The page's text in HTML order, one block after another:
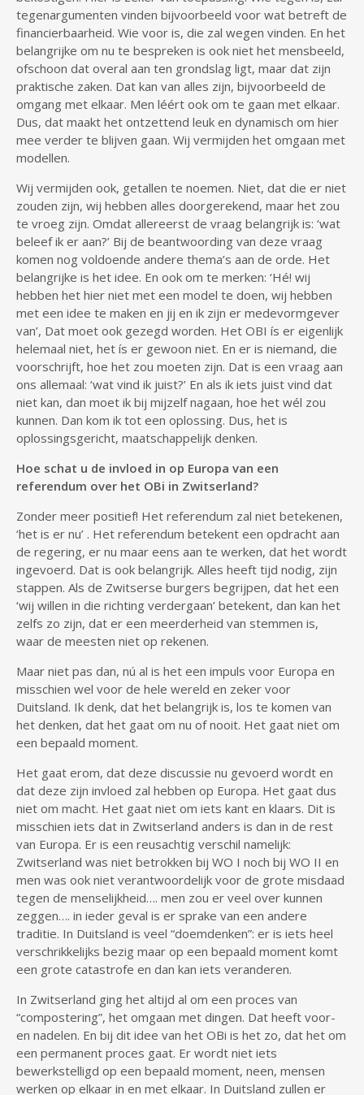
tegenargumenten vinden bijvoorbeeld voor wat betreft de
financierbaarheid. Wie voor is, die zal wegen vinden. En het
belangrijke om nu te bespreken is ook niet het mensbeeld,
ofschoon dat overal aan ten grondslag ligt, maar dat zijn
praktische zaken. Dat kan van alles zijn, bijvoorbeeld de
omgang met elkaar. Men léért ook om te gaan met elkaar.
Dus, dat maakt het ontzettend leuk en dynamisch om hier
mee verder te blijven gaan. Wij vermijden het omgaan met
modellen.
Wij vermijden ook, getallen te noemen. Niet, dat die er niet
zouden zijn, wij hebben alles doorgerekend, maar het zou
te vroeg zijn. Omdat allereerst de vraag belangrijk is: ‘wat
beleef ik er aan?’ Bij de beantwoording van deze vraag
komen nog voldoende andere thema’s aan de orde. Het
belangrijke is het idee. En ook om te merken: ‘Hé! wij
hebben het hier niet met een model te doen, wij hebben
met een idee te maken en jij en ik zijn er medevormgever
van’, Dat moet ook gezegd worden. Het OBI ís er eigenlijk
helemaal niet, het ís er gewoon niet. En er is niemand, die
voorschrijft, hoe het zou moeten zijn. Dat is een vraag aan
ons allemaal: ‘wat vind ik juist?’ En als ik iets juist vind dat
niet kan, dan moet ik bij mijzelf nagaan, hoe het wél zou
kunnen. Dan kom ik tot een oplossing. Dus, het is
oplossingsgericht, maatschappelijk denken.
Hoe schat u de invloed in op Europa van een
referendum over het OBi in Zwitserland?
Zonder meer positief! Het referendum zal niet betekenen,
‘het is er nu’ . Het referendum betekent een opdracht aan
de regering, er nu maar eens aan te werken, dat het wordt
ingevoerd. Dat is ook belangrijk. Alles heeft tijd nodig, zijn
stappen. Als de Zwitserse burgers begrijpen, dat het een
‘wij willen in die richting verdergaan’ betekent, dan kan het
zelfs zo zijn, dat er een meerderheid van stemmen is,
waar de meesten niet op rekenen.
Maar niet pas dan, nú al is het een impuls voor Europa en
misschien wel voor de hele wereld en zeker voor
Duitsland. Ik denk, dat het belangrijk is, los te komen van
het denken, dat het gaat om nu of nooit. Het gaat niet om
een bepaald moment.
Het gaat erom, dat deze discussie nu gevoerd wordt en
dat deze zijn invloed zal hebben op Europa. Het gaat dus
niet om macht. Het gaat niet om iets kant en klaars. Dit is
misschien iets dat in Zwitserland anders is dan in de rest
van Europa. Er is een reusachtig verschil namelijk:
Zwitserland was niet betrokken bij WO I noch bij WO II en
men was ook niet verantwoordelijk voor de grote misdaad
tegen de menselijkheid…. men zou er veel over kunnen
zeggen…. in ieder geval is er sprake van een andere
traditie. In Duitsland is veel “doemdenken”: er is iets heel
verschrikkelijks bezig maar op een bepaald moment komt
een grote catastrofe en dan kan iets veranderen.
In Zwitserland ging het altijd al om een proces van
“compostering”, het omgaan met dingen. Dat heeft voor-
en nadelen. En bij dit idee van het OBi is het zo, dat het om
een permanent proces gaat. Er wordt niet iets
bewerkstelligd op een bepaald moment, neen, mensen
werken op elkaar in en met elkaar. In Duitsland zullen er